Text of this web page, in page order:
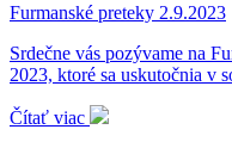
Furmanské preteky 2.9.2023
Srdečne vás pozývame na
2023, ktoré sa uskutočnia v
Čítať viac